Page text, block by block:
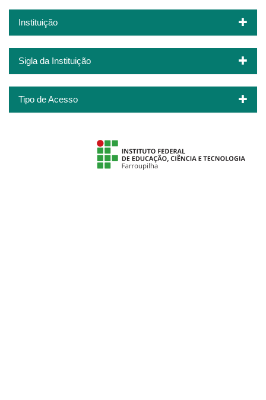
Instituição
Sigla da Instituição
Tipo de Acesso